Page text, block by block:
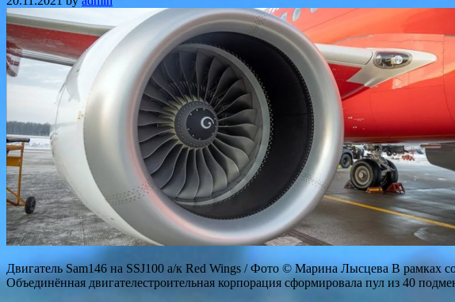
Двигатель Sam146 на SSJ100 а/к Red Wings / Фото © Марина Лысцева В рамках
Объединённая двигателестроительная корпорация сформировала пул из 40